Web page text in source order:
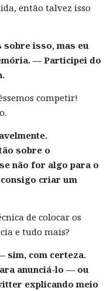
então talvez isso
sobre isso, mas eu
— Participei do
competir!
sobre o
não for algo para o
criar um
de colocar os
e tudo mais?
sim, com certeza.
anunciá-lo — ou
explicando meio